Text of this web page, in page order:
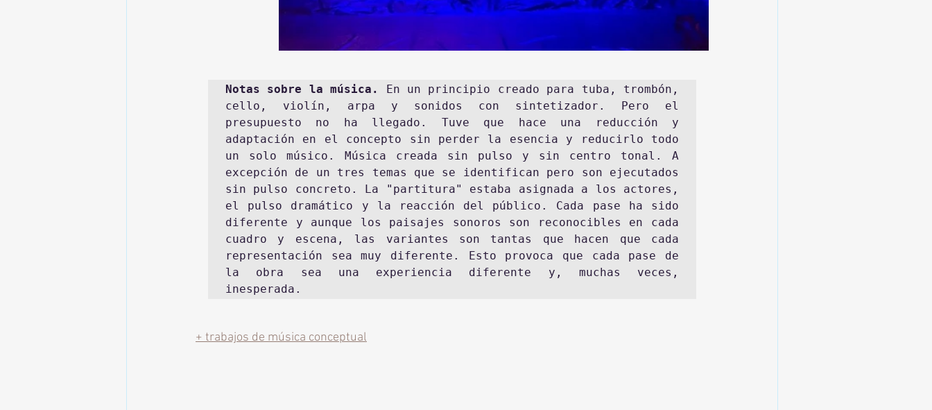
Notas sobre la música. En un principio creado para tuba, trombón,
cello, violín, arpa y sonidos con sintetizador. Pero el
presupuesto no ha llegado. Tuve que hace una reducción y
adaptación en el concepto sin perder la esencia y reducirlo todo
un solo músico. Música creada sin pulso y sin centro tonal. A
excepción de un tres temas que se identifican pero son ejecutados
sin pulso concreto. La "partitura" estaba asignada a los actores,
el pulso dramático y la reacción del público. Cada pase ha sido
diferente y aunque los paisajes sonoros son reconocibles en cada
cuadro y escena, las variantes son tantas que hacen que cada
representación sea muy diferente. Esto provoca que cada pase de
la obra sea una experiencia diferente y, muchas veces,
+ trabajos de música conceptual